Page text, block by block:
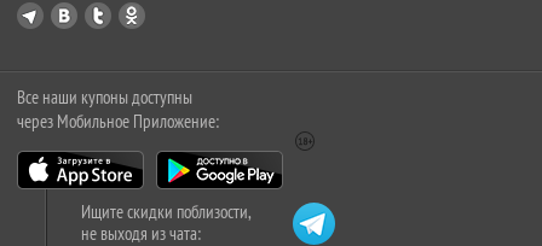
Все наши купоны доступны
через Мобильное Приложение:
Ищите скидки поблизости,
не выходя из чата: